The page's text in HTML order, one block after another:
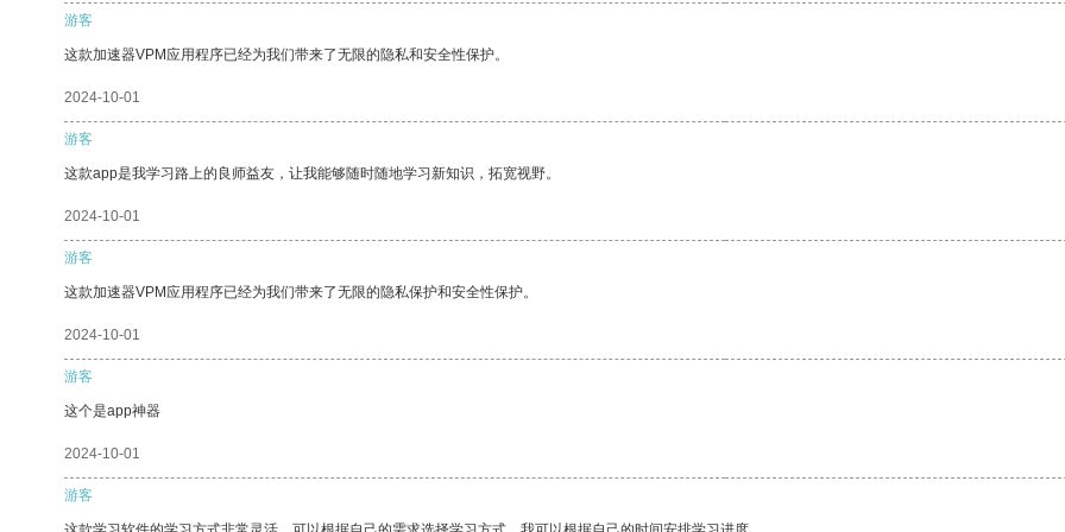
游客
这款加速器VPM应用程序已经为我们带来了无限的隐私和安全性保护。
2024-10-01
游客
这款app是我学习路上的良师益友，让我能够随时随地学习新知识，拓宽视野。
2024-10-01
游客
这款加速器VPM应用程序已经为我们带来了无限的隐私保护和安全性保护。
2024-10-01
游客
这个是app神器
2024-10-01
游客